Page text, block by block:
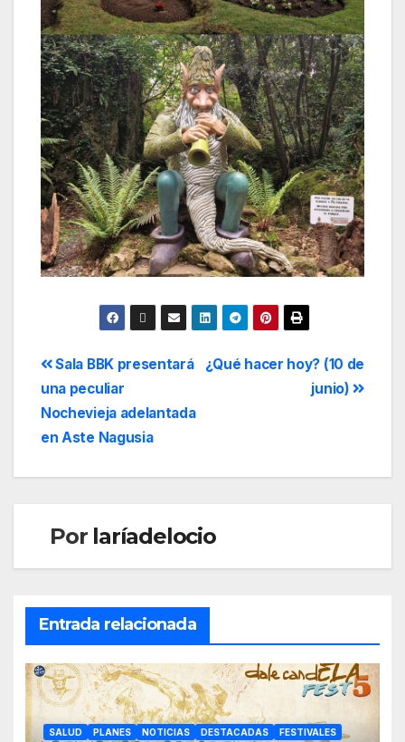
¿Qué hacer hoy? (10 de
junio)
Sala BBK presentará
una peculiar
Nochevieja adelantada
en Aste Nagusia
Por laríadelocio
Entrada relacionada
SALUD PLANES NOTICIAS DESTACADAS FESTIVALES